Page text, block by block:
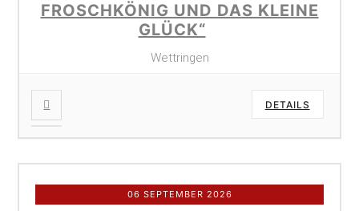
FROSCHKÖNIG UND DAS KLEINE
GLÜCK“
Wettringen
DETAILS
06 SEPTEMBER 2026